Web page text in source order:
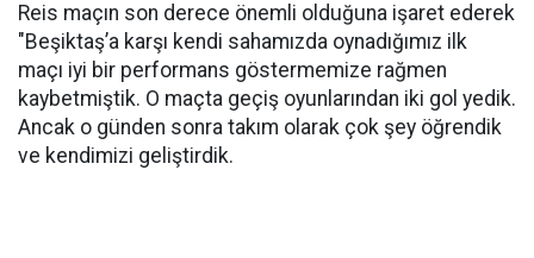
Reis maçın son derece önemli olduğuna işaret ederek
"Beşiktaş’a karşı kendi sahamızda oynadığımız ilk
maçı iyi bir performans göstermemize rağmen
kaybetmiştik. O maçta geçiş oyunlarından iki gol yedik.
Ancak o günden sonra takım olarak çok şey öğrendik
ve kendimizi geliştirdik.